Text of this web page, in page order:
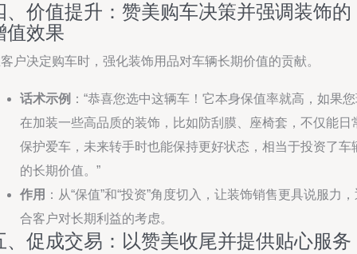
、价值提升：赞美购车决策并强调装饰的
值效果
户决定购车时，强化装饰用品对车辆长期价值的贡献。
话术示例 ：“恭喜您选中这辆车！它本身保值率就高，如果
在加装一些高品质的装饰，比如防刮膜、座椅套，不仅能日
保护爱车，未来转手时也能保持更好状态，相当于投资了车
的长期价值。”
作用 ：从“保值”和“投资”角度切入，让装饰销售更具说服力
合客户对长期利益的考虑。
、促成交易：以赞美收尾并提供贴心服务